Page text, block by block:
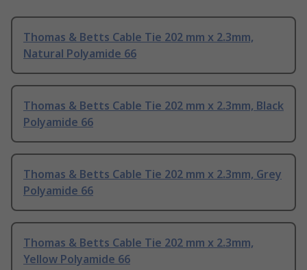
Thomas & Betts Cable Tie 202 mm x 2.3mm,
Natural Polyamide 66
Thomas & Betts Cable Tie 202 mm x 2.3mm, Black
Polyamide 66
Thomas & Betts Cable Tie 202 mm x 2.3mm, Grey
Polyamide 66
Thomas & Betts Cable Tie 202 mm x 2.3mm,
Yellow Polyamide 66